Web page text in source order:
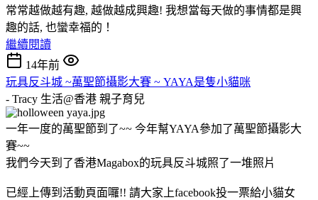
常常越做越有趣, 越做越成興趣! 我想當每天做的事情都是興
趣的話, 也蠻幸福的！
繼續閱讀
14年前
玩具反斗城 ~萬聖節攝影大賽 ~ YAYA是隻小貓咪
- Tracy 生活@香港 親子育兒
一年一度的萬聖節到了~~ 今年幫YAYA參加了萬聖節攝影大
賽~~
我們今天到了香港Magabox的玩具反斗城照了一堆照片
已經上傳到活動頁面囉!! 請大家上facebook投一票給小貓女